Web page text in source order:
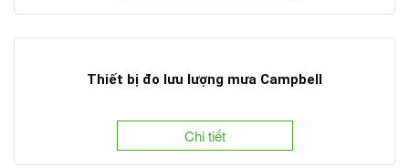
Thiết bị đo lưu lượng mưa Campbell
Chi tiết